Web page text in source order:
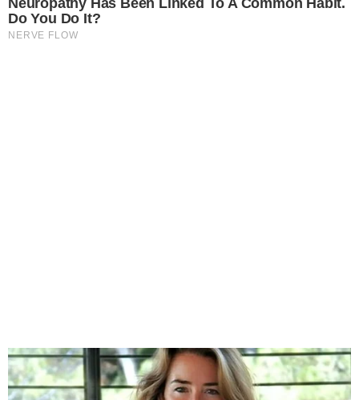
Do You Do It?
NERVE FLOW